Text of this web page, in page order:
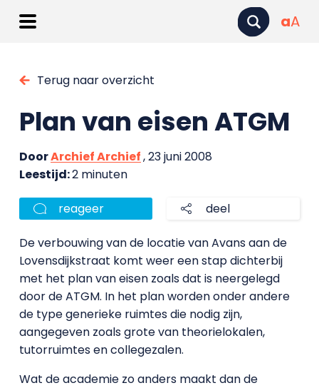
aA
Terug naar overzicht
Plan van eisen ATGM
DoorArchief Archief, 23 juni 2008
Leestijd:2 minuten
reageer deel
De verbouwing van de locatie van Avans aan de
Lovensdijkstraat komt weer een stap dichterbij
met het plan van eisen zoals dat is neergelegd
door de ATGM. In het plan worden onder andere
de type generieke ruimtes die nodig zijn,
aangegeven zoals grote van theorielokalen,
tutorruimtes en collegezalen.
Wat de academie zo anders maakt dan de